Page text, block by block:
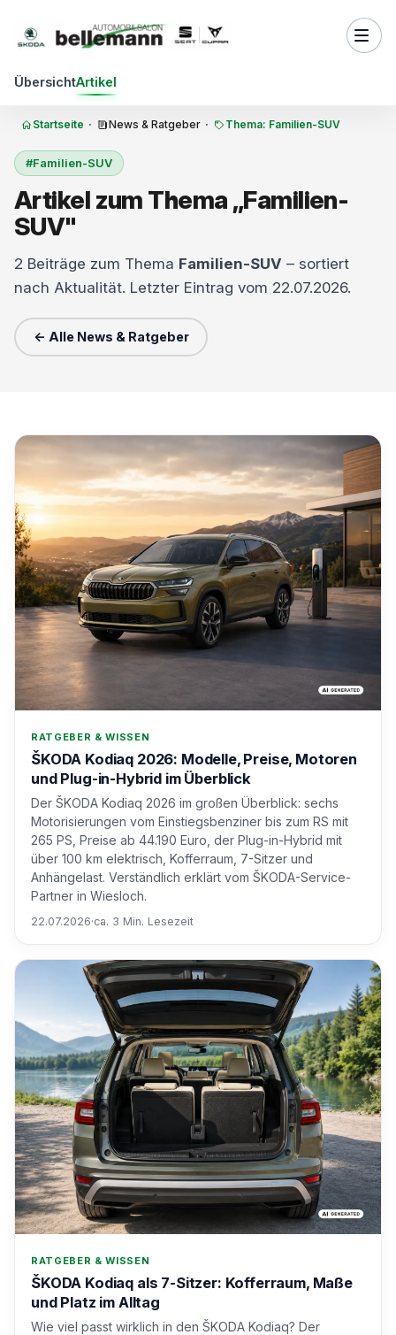
ÜbersichtArtikel
Startseite · News & Ratgeber · Thema: Familien-SUV
#Familien-SUV
Artikel zum Thema „Familien-
SUV"
2 Beiträge zum Thema Familien-SUV – sortiert
nach Aktualität. Letzter Eintrag vom 22.07.2026.
← Alle News & Ratgeber
RATGEBER & WISSEN
ŠKODA Kodiaq 2026: Modelle, Preise, Motoren
und Plug-in-Hybrid im Überblick
Der ŠKODA Kodiaq 2026 im großen Überblick: sechs
Motorisierungen vom Einstiegsbenziner bis zum RS mit
265 PS, Preise ab 44.190 Euro, der Plug-in-Hybrid mit
über 100 km elektrisch, Kofferraum, 7-Sitzer und
Anhängelast. Verständlich erklärt vom ŠKODA-Service-
Partner in Wiesloch.
22.07.2026·ca. 3 Min. Lesezeit
RATGEBER & WISSEN
ŠKODA Kodiaq als 7-Sitzer: Kofferraum, Maße
und Platz im Alltag
Wie viel passt wirklich in den ŠKODA Kodiaq? Der